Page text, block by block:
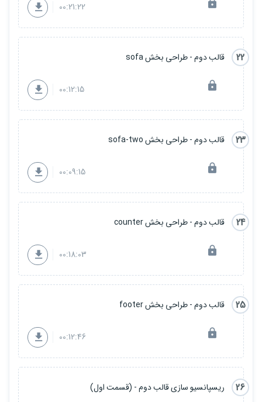
00:21:22
22 قالب دوم - طراحی بخش sofa
00:12:15
23 قالب دوم - طراحی بخش sofa-two
00:09:15
24 قالب دوم - طراحی بخش counter
00:18:03
25 قالب دوم - طراحی بخش footer
00:12:46
26 ریسپانسیو سازی قالب دوم - (قسمت اول)